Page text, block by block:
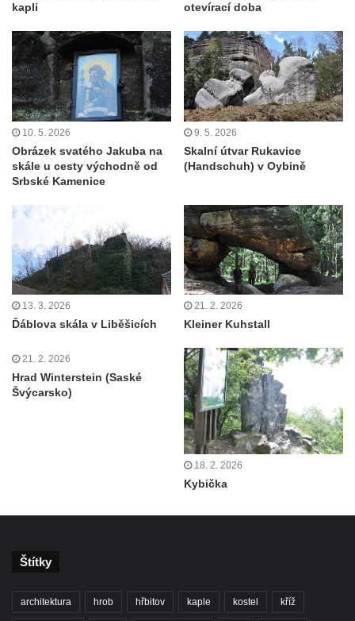
kapli
otevírací doba
10. 5. 2026
Obrázek svatého Jakuba na
skále u cesty východně od
Srbské Kamenice
9. 5. 2026
Skalní útvar Rukavice
(Handschuh) v Oybině
13. 3. 2026
Ďáblova skála v Liběšicích
21. 2. 2026
Kleiner Kuhstall
21. 2. 2026
Hrad Winterstein (Saské
Švýcarsko)
18. 2. 2026
Kybička
Štítky
architektura hrob hřbitov kaple kostel kříž